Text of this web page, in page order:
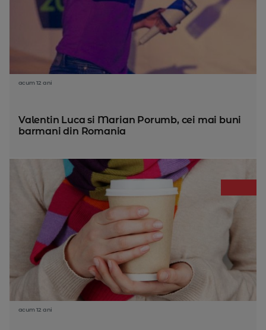
acum 12 ani
Valentin Luca si Marian Porumb, cei mai buni
barmani din Romania
acum 12 ani